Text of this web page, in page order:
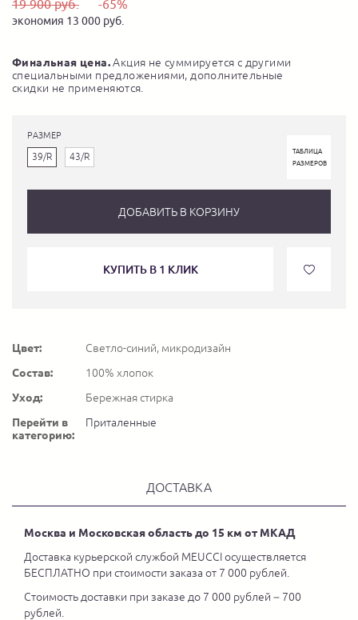
19 900 руб. -65%
экономия 13 000 руб.
Финальная цена.Акция не суммируется с другими
специальными предложениями, дополнительные
скидки не применяются.
РАЗМЕР
39/R 43/R
ТАБЛИЦА
РАЗМЕРОВ
ДОБАВИТЬ В КОРЗИНУ
КУПИТЬ В 1 КЛИК
Цвет:
Светло-синий, микродизайн
Состав:
100% хлопок
Уход:
Бережная стирка
Перейти в
категорию:
Приталенные
ДОСТАВКА
Москва и Московская область до 15 км от МКАД
Доставка курьерской службой MEUCCI осуществляется
БЕСПЛАТНО при стоимости заказа от 7 000 рублей.
Стоимость доставки при заказе до 7 000 рублей – 700
рублей.